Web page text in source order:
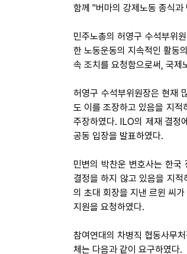
함께 "버마의 강제노동 종식
민주노총의 허영구 수석부위
한 노동운동의 지속적인 활동
속 조치를 요청함으로써, 국제
허영구 수석부위원장은 현재
도 이를 조장하고 있음을 지적
주장하였다. ILO의 제재 결정
공동 입장을 발표하였다.
민변의 박찬운 변호사는 한
결정을 하지 않고 있음을 지
의 초대 회장을 지낸 르윈 씨
지원을 요청하였다.
참여연대의 차병직 협동사무
체는 다음과 같이 요구하였다.